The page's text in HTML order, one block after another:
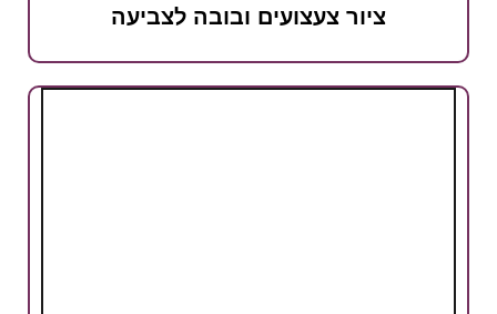
ציור צעצועים ובובה לצביעה